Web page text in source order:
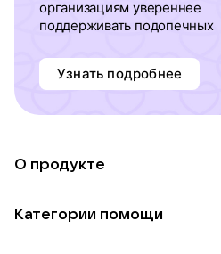
организациям увереннее
поддерживать подопечных
Узнать подробнее
О продукте
Категории помощи